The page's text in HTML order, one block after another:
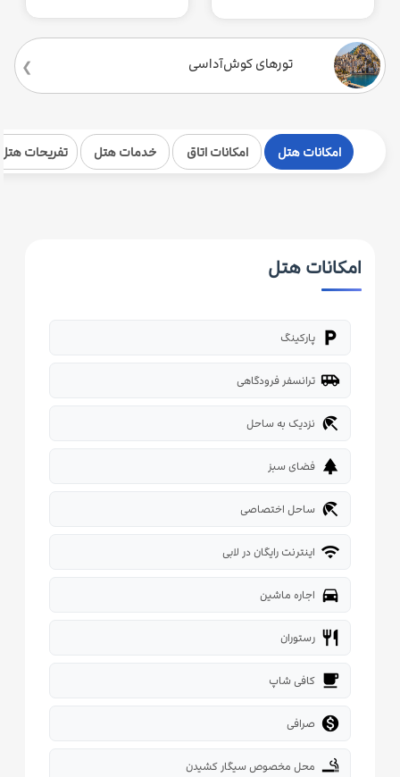
تورهای کوش‌آداسی
امکانات هتل امکانات اتاق خدمات هتل تفریحات
امکانات هتل
local_parking پارکینگ
airport_shuttle ترانسفر فرودگاهی
beach_access نزدیک به ساحل
park فضای سبز
beach_access ساحل اختصاصی
wifi اینترنت رایگان در لابی
directions_car اجاره ماشین
restaurant رستوران
local_cafe کافی شاپ
 صرافی
smoking_rooms محل مخصوص سیگار کشیدن